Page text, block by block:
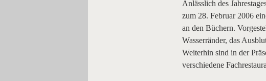
Anlässlich des
zum 28. Februar 2006
an den Büchern.
Wasserränder, das
Weiterhin sind in der
verschiedene